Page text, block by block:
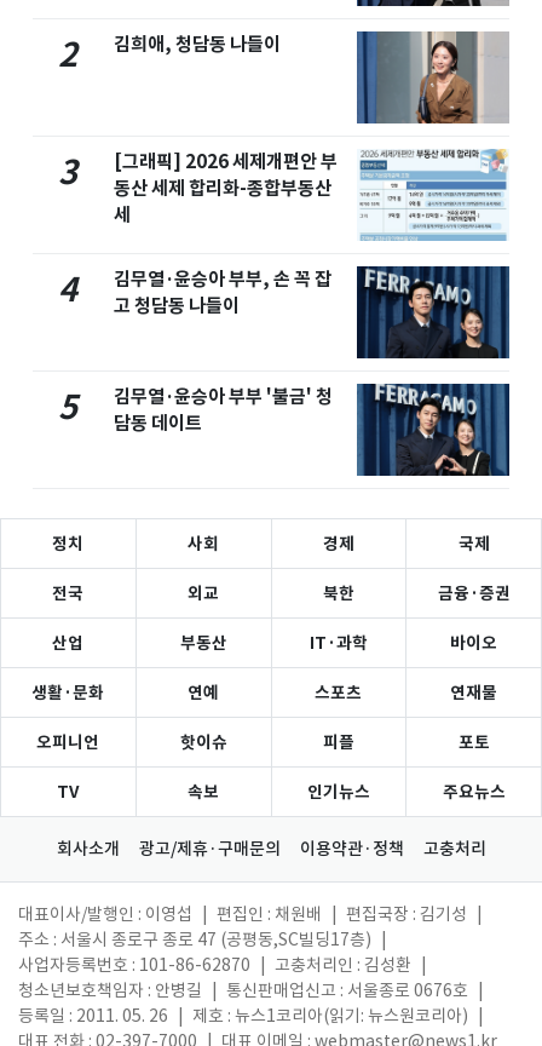
2 김희애, 청담동 나들이
3
[그래픽] 2026 세제개편안 부
동산 세제 합리화-종합부동산
세
4
김무열·윤승아 부부, 손 꼭 잡
고 청담동 나들이
5
김무열·윤승아 부부 '불금' 청
담동 데이트
정치 사회 경제 국제
전국 외교 북한 금융·증권
산업 부동산 IT·과학 바이오
생활·문화 연예 스포츠 연재물
오피니언 핫이슈 피플 포토
TV 속보 인기뉴스 주요뉴스
회사소개 광고/제휴·구매문의 이용약관·정책 고충처리
대표이사/발행인 : 이영섭 편집인 : 채원배 편집국장 : 김기성
주소 : 서울시 종로구 종로 47 (공평동,SC빌딩17층)
사업자등록번호 : 101-86-62870
고충처리인 : 김성환
청소년보호책임자 : 안병길
통신판매업신고 : 서울종로 0676호
등록일 : 2011. 05. 26
제호 : 뉴스1코리아(읽기: 뉴스원코리아)
대표 전화 : 02-397-7000
대표 이메일 : webmaster@news1.kr